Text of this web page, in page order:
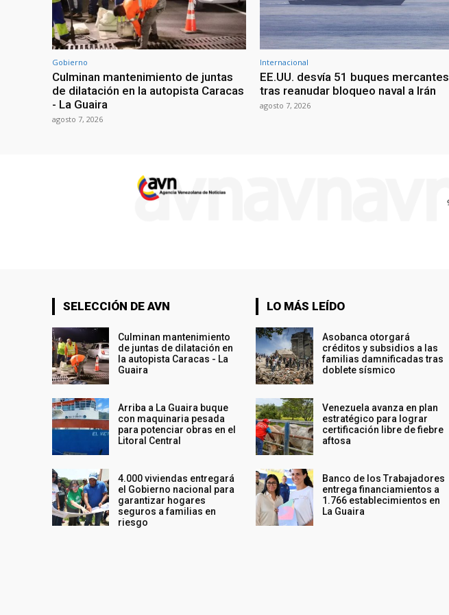
Gobierno
Culminan mantenimiento de juntas
de dilatación en la autopista Caracas
- La Guaira
agosto 7, 2026
Internacional
EE.UU. desvía 51 buques mercantes
tras reanudar bloqueo naval a Irán
agosto 7, 2026
SELECCIÓN DE AVN
Culminan mantenimiento
de juntas de dilatación en
la autopista Caracas - La
Guaira
Arriba a La Guaira buque
con maquinaria pesada
para potenciar obras en el
Litoral Central
4.000 viviendas entregará
el Gobierno nacional para
garantizar hogares
seguros a familias en
riesgo
LO MÁS LEÍDO
Asobanca otorgará
créditos y subsidios a las
familias damnificadas tras
doblete sísmico
Venezuela avanza en plan
estratégico para lograr
certificación libre de fiebre
aftosa
Banco de los Trabajadores
entrega financiamientos a
1.766 establecimientos en
La Guaira